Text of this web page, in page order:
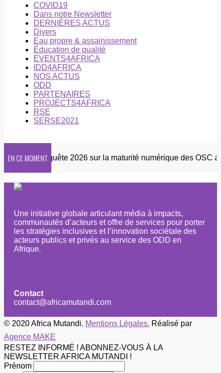
COVID19
Dans notre Newsletter
DERNIÈRES ACTUS
Divers
Eau propre & assainissement
Éducation de qualité
EVENTS4AFRICA
IDD4AFRICA
NOS ACTUS
ODD
PARTENAIRES
PROJECTS4AFRICA
RSE
SERSE2021
EN CE MOMENT
Enquête 2026 sur la maturité numérique des OSC
Une initiative globale articulant média à impacts,
communautés d’acteurs et offre de services pour porter
les stratégies inclusives et l’innovation sociétale des
acteurs publics et privés au service des ODD en
Afrique.
Contact
contact@africamutandi.com
© 2020 Africa Mutandi. Mentions Légales. Réalisé par
Agence MAKE
RESTEZ INFORMÉ ! ABONNEZ-VOUS À LA
NEWSLETTER AFRICA MUTANDI !
Prénom